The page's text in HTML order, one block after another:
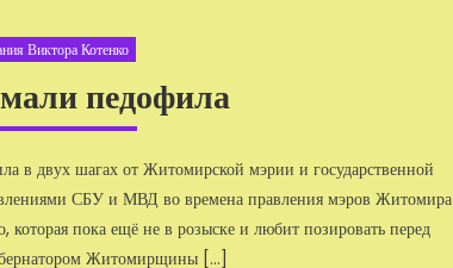
Виктора Котенко
педофила
в двух шагах от Житомирской мэрии и го­сударственной
СБУ и МВД во времена прав­ления мэров Житомира
пока ещё не в розыске и любит позировать перед
Житомирщины […]